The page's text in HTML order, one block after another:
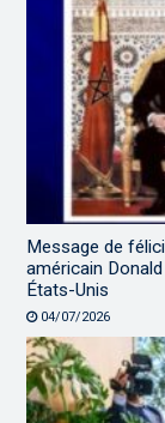
Message de
américain
États-Unis
04/07/2026